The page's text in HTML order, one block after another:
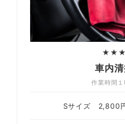
★★★
車内
作業時間１
Sサイズ 2,800